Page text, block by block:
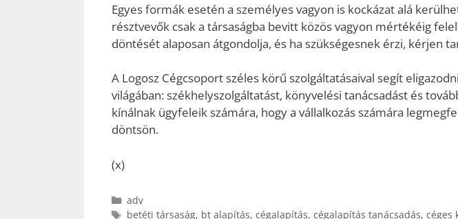
Egyes formák esetén a személyes vagyon is kockázat alá
résztvevők csak a társaságba bevitt közös vagyon mértékéig
döntését alaposan átgondolja, és ha szükségesnek érzi, kérjen
A Logosz Cégcsoport széles körű szolgáltatásaival segít
világában: székhelyszolgáltatást, könyvelési tanácsadást és
kínálnak ügyfeleik számára, hogy a vállalkozás számára
döntsön.
(x)
Kategória
adv
Címkék
betéti társaság, bt alapítás, cégalapítás, cégalapítás tanácsadás, céges